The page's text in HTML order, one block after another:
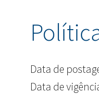
Data de
Data de